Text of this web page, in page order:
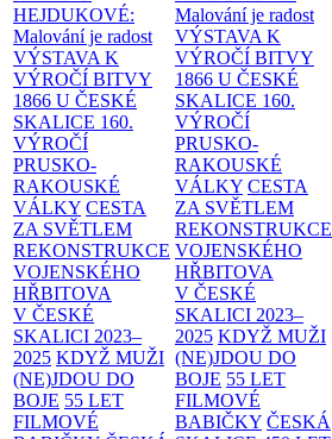
HEJDUKOVÉ:
Malování je radost
VÝSTAVA K
VÝROČÍ BITVY
1866 U ČESKÉ
SKALICE 160.
VÝROČÍ
PRUSKO-
RAKOUSKÉ
VÁLKY CESTA
ZA SVĚTLEM
REKONSTRUKCE
VOJENSKÉHO
HŘBITOVA
V ČESKÉ
SKALICI 2023–
2025 KDYŽ MUŽI
(NE)JDOU DO
BOJE 55 LET
FILMOVÉ
Malování je radost
VÝSTAVA K
VÝROČÍ BITVY
1866 U ČESKÉ
SKALICE 160.
VÝROČÍ
PRUSKO-
RAKOUSKÉ
VÁLKY CESTA
ZA SVĚTLEM
REKONSTRUKCE
VOJENSKÉHO
HŘBITOVA
V ČESKÉ
SKALICI 2023–
2025 KDYŽ MUŽI
(NE)JDOU DO
BOJE 55 LET
FILMOVÉ
BABIČKY ČESKÁ